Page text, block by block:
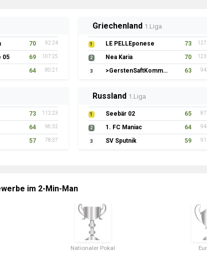
70 92:24
05 69 107:25
64 80:21
Griechenland 1.Liga
1 LE PELLEponese 73
2 Nea Karia 70
3 >GerstenSaftKommando 63
73 112:23
64 96:32
57 78:37
Russland 1.Liga
1 Seebär 02 65
2 1. FC Maniac 64
3 SV Sputnik 59
im 2-Min-Man
Nationaler Pokal